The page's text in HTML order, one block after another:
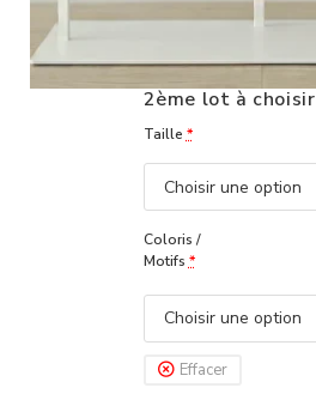
2ème lot à choisir
Taille*
Coloris /
Motifs*
Effacer